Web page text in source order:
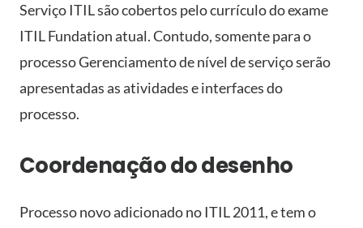
Serviço ITIL são cobertos pelo currículo do exame
ITIL Fundation atual. Contudo, somente para o
processo Gerenciamento de nível de serviço serão
apresentadas as atividades e interfaces do
processo.
Coordenação do desenho
Processo novo adicionado no ITIL 2011, e tem o